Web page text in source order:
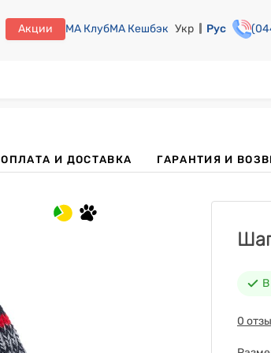
Акции МА КлубМА Кешбэк Укр Рус
ОПЛАТА И ДОСТАВКА ГАРАНТИЯ И
0